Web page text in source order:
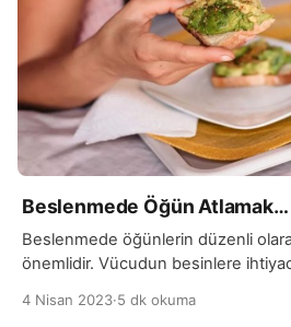
Beslenmede Öğün Atlamak…
Beslenmede öğünlerin düzenli
önemlidir. Vücudun besinlere
vücudun ihtiyacı olan enerjiyi ve
4 Nisan 2023·5 dk okuma